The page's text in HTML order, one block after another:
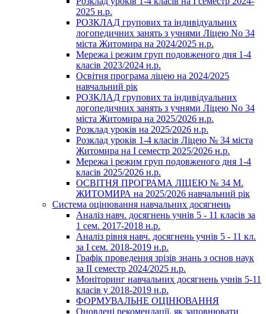
2025 н.р.
РОЗКЛАД групових та індивідуальних
логопедичних занять з учнями Ліцею No 34
міста Житомира на 2024/2025 н.р.
Мережа і режим груп подовженого дня 1-4
класів 2023/2024 н.р.
Освітня програма ліцею на 2024/2025
навчальний рік
РОЗКЛАД групових та індивідуальних
логопедичних занять з учнями Ліцею No 34
міста Житомира на 2025/2026 н.р.
Розклад уроків на 2025/2026 н.р.
Розклад уроків 1-4 класів Ліцею № 34 міста
Житомира на І семестр 2025/2026 н.р.
Мережа і режим груп подовженого дня 1-4
класів 2025/2026 н.р.
ОСВІТНЯ ПРОГРАМА ЛІЦЕЮ № 34 М.
ЖИТОМИРА на 2025/2026 навчальний рік
Система оцінювання навчальних досягнень
Аналіз навч. досягнень учнів 5 - 11 класів за
1 сем. 2017-2018 н.р.
Аналіз рівня навч. досягнень учнів 5 - 11 кл.
за І сем. 2018-2019 н.р.
Графік проведення зрізів знань з основ наук
за ІІ семестр 2024/2025 н.р.
Моніторинг навчальних досягнень учнів 5-11
класів у 2018-2019 н.р.
ФОРМУВАЛЬНЕ ОЦІНЮВАННЯ
Оновлені рекомендації, як заповнювати